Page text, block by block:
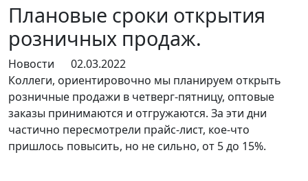
Плановые сроки открытия
розничных продаж.
Новости
02.03.2022
Коллеги, ориентировочно мы планируем открыть
розничные продажи в четверг-пятницу, оптовые
заказы принимаются и отгружаются. За эти дни
частично пересмотрели прайс-лист, кое-что
пришлось повысить, но не сильно, от 5 до 15%.